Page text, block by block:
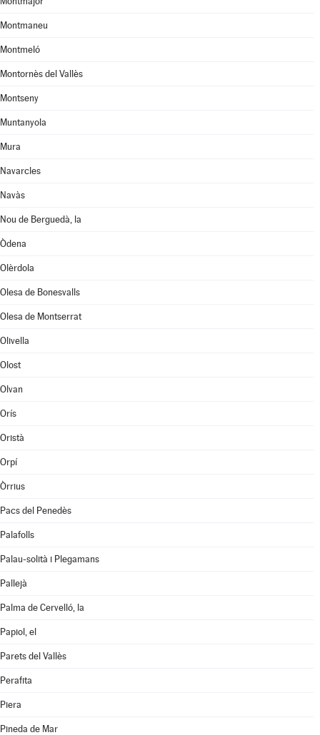
Montmaneu
Montmeló
Montornès del Vallès
Montseny
Muntanyola
Mura
Navarcles
Navàs
Nou de Berguedà, la
Òdena
Olèrdola
Olesa de Bonesvalls
Olesa de Montserrat
Olivella
Olost
Olvan
Orís
Oristà
Orpí
Òrrius
Pacs del Penedès
Palafolls
Palau-solità i Plegamans
Pallejà
Palma de Cervelló, la
Papiol, el
Parets del Vallès
Perafita
Piera
Pineda de Mar